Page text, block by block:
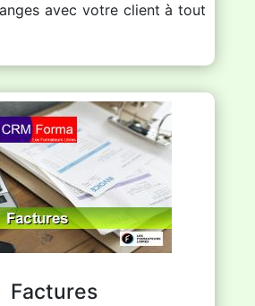
avec votre client à tout
Factures